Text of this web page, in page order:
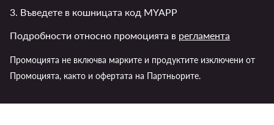
3. Въведете в кошницата код MYAPP
Подробности относно промоцията в регламента
Промоцията не включва марките и продуктите изключени от
Промоцията, както и офертата на Партньорите.